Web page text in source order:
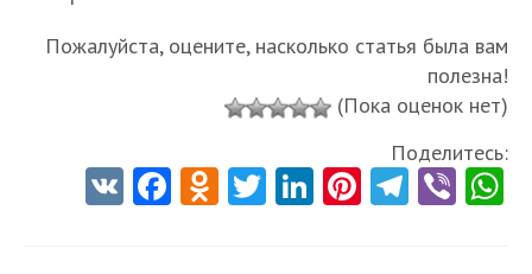
Пожалуйста, оцените, насколько статья была вам
полезна!
(Пока оценок нет)
Поделитесь:
V Fa O T Li Pi Te Vi